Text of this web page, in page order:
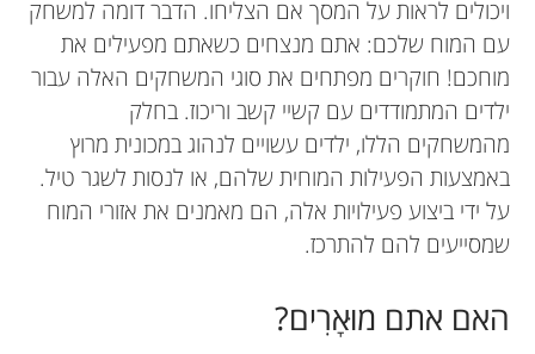
ויכולים לראות על המסך אם הצליחו. הדבר דומה למשחק
עם המוח שלכם: אתם מנצחים כשאתם מפעילים את
מוחכם! חוקרים מפתחים את סוגי המשחקים האלה עבור
ילדים המתמודדים עם קשיי קשב וריכוז. בחלק
מהמשחקים הללו, ילדים עשויים לנהוג במכונית מרוץ
באמצעות הפעילות המוחית שלהם, או לנסות לשגר טיל.
על ידי ביצוע פעילויות אלה, הם מאמנים את אזורי המוח
שמסייעים להם להתרכז.
האם אתם מוּאָרִים?